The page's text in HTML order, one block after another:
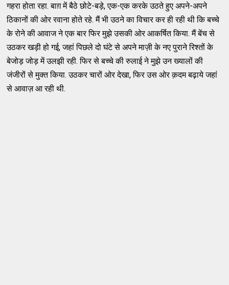
गहरा होता रहा. बाग़ में बैठे छोटे-बड़े, एक-एक करके उठते हुए अपने-अपने
ठिकानों की ओर रवाना होते रहे. मैं भी उठने का विचार कर ही रही थी कि बच्चे
के रोने की आवाज ने एक बार फिर मुझे उसकी ओर आकर्षित किया. मैं बेंच से
उठकर खड़ी हो गई, जहां पिछले दो घंटे से अपने माज़ी के नए पुराने रिश्तों के
बेजोड़ जोड़ में उलझी रही. फिर से बच्चे की रुलाई ने मुझे उन ख्यालों की
जंजीरों से मुक्त किया. उठकर चारों ओर देखा, फिर उस ओर क़दम बढ़ाये जहां
से आवाज़ आ रही थी.